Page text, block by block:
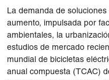
La demanda de
aumento, impulsada por
ambientales, la
estudios de mercado
mundial de bicicletas
anual compuesta (TCAC)